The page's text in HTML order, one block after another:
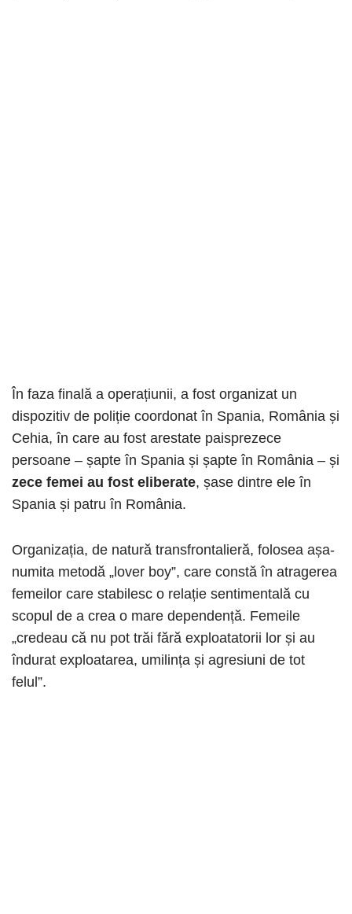
În faza finală a operațiunii, a fost organizat un
dispozitiv de poliție coordonat în Spania, România și
Cehia, în care au fost arestate paisprezece
persoane – șapte în Spania și șapte în România – și
zece femei au fost eliberate, șase dintre ele în
Spania și patru în România.
Organizația, de natură transfrontalieră, folosea așa-
numita metodă „lover boy”, care constă în atragerea
femeilor care stabilesc o relație sentimentală cu
scopul de a crea o mare dependență. Femeile
„credeau că nu pot trăi fără exploatatorii lor și au
îndurat exploatarea, umilința și agresiuni de tot
felul”.